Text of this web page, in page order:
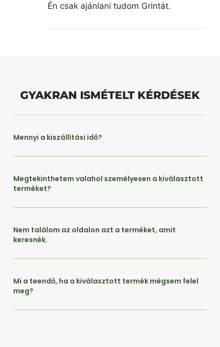
Én csak ajánlani tudom Grintát.
GYAKRAN ISMÉTELT KÉRDÉSEK
Mennyi a kiszállítási idő?
Megtekinthetem valahol személyesen a kiválasztott
terméket?
Nem találom az oldalon azt a terméket, amit
keresnék.
Mi a teendő, ha a kiválasztott termék mégsem felel
meg?